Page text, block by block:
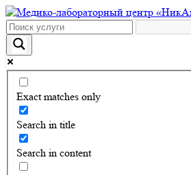
Exact matches only
Search in title
Search in content